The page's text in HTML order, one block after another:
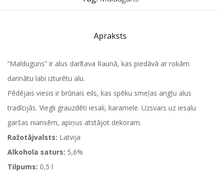
Apraksts
“Malduguns” ir alus darītava Raunā, kas piedāvā ar rokām
darinātu labi izturētu alu.
Pēdējais viesis ir brūnais eils, kas spēku smeļas angļu alus
tradīcijās. Viegli grauzdēti iesali, karamele. Uzsvars uz iesalu
garšas niansēm, apiņus atstājot dekoram.
Ražotājvalsts: Latvija
Alkohola saturs: 5,6%
Tilpums: 0,5 l